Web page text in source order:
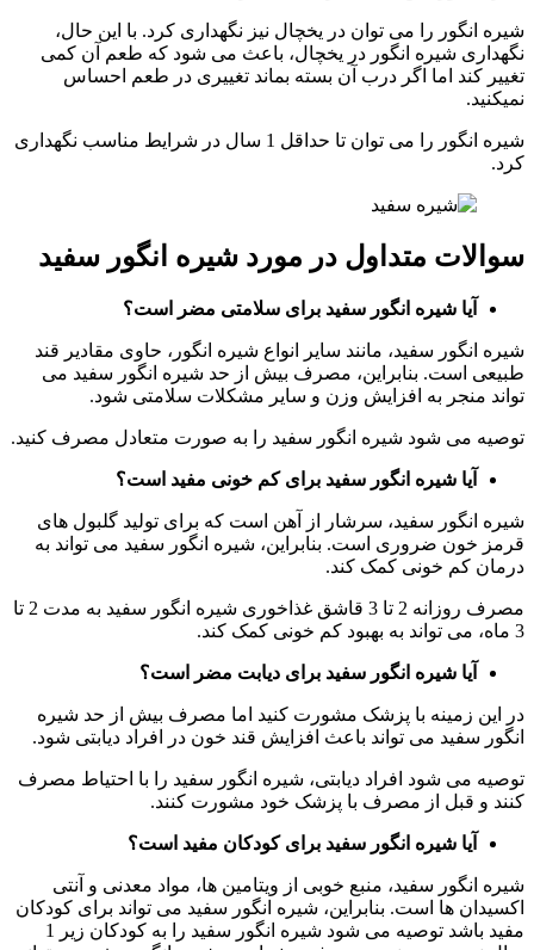
شیره انگور را می توان در یخچال نیز نگهداری کرد. با این حال،
نگهداری شیره انگور در یخچال، باعث می شود که طعم آن کمی
تغییر کند اما اگر درب آن بسته بماند تغییری در طعم احساس
نمیکنید.
شیره انگور را می توان تا حداقل 1 سال در شرایط مناسب نگهداری
کرد.
سوالات متداول در مورد شیره انگور سفید
آیا شیره انگور سفید برای سلامتی مضر است؟
شیره انگور سفید، مانند سایر انواع شیره انگور، حاوی مقادیر قند
طبیعی است. بنابراین، مصرف بیش از حد شیره انگور سفید می
تواند منجر به افزایش وزن و سایر مشکلات سلامتی شود.
توصیه می شود شیره انگور سفید را به صورت متعادل مصرف کنید.
آیا شیره انگور سفید برای کم خونی مفید است؟
شیره انگور سفید، سرشار از آهن است که برای تولید گلبول های
قرمز خون ضروری است. بنابراین، شیره انگور سفید می تواند به
درمان کم خونی کمک کند.
مصرف روزانه 2 تا 3 قاشق غذاخوری شیره انگور سفید به مدت 2 تا
3 ماه، می تواند به بهبود کم خونی کمک کند.
آیا شیره انگور سفید برای دیابت مضر است؟
در این زمینه با پزشک مشورت کنید اما مصرف بیش از حد شیره
انگور سفید می تواند باعث افزایش قند خون در افراد دیابتی شود.
توصیه می شود افراد دیابتی، شیره انگور سفید را با احتیاط مصرف
کنند و قبل از مصرف با پزشک خود مشورت کنند.
آیا شیره انگور سفید برای کودکان مفید است؟
شیره انگور سفید، منبع خوبی از ویتامین ها، مواد معدنی و آنتی
اکسیدان ها است. بنابراین، شیره انگور سفید می تواند برای کودکان
مفید باشد توصیه می شود شیره انگور سفید را به کودکان زیر 1